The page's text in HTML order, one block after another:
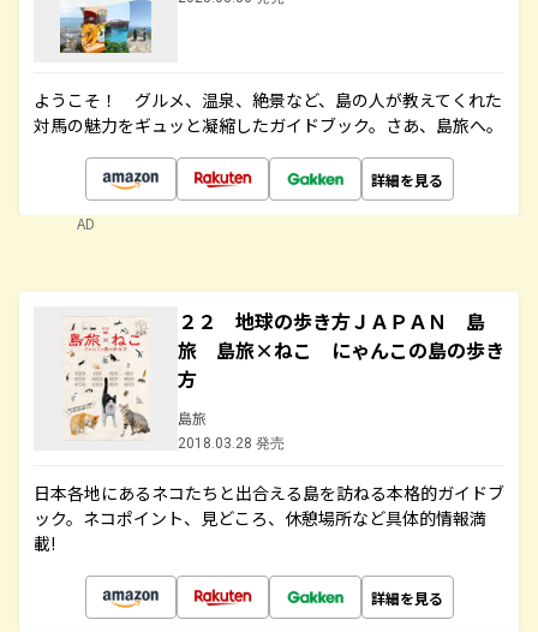
ようこそ！ グルメ、温泉、絶景など、島の人が教えてくれた
対馬の魅力をギュッと凝縮したガイドブック。さあ、島旅へ。
詳細を見る
AD
２２ 地球の歩き方ＪＡＰＡＮ 島
旅 島旅×ねこ にゃんこの島の歩き
方
島旅
2018.03.28 発売
日本各地にあるネコたちと出合える島を訪ねる本格的ガイドブ
ック。ネコポイント、見どころ、休憩場所など具体的情報満
載!
詳細を見る